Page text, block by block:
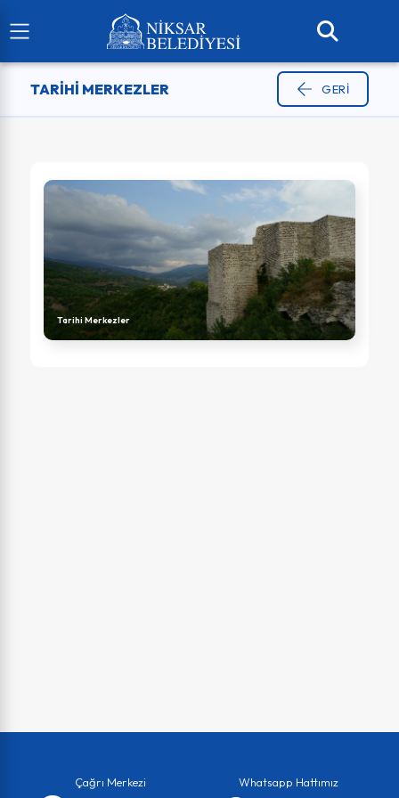
TARIHI MERKEZLER GERI
Tarihi Merkezler
Çağrı Merkezi Whatsapp Hattımız